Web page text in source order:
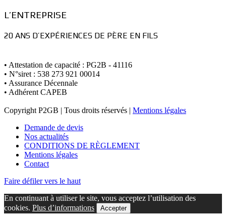
L’ENTREPRISE
20 ANS D’EXPÉRIENCES DE PÈRE EN FILS
• Attestation de capacité : PG2B - 41116
• N°siret : 538 273 921 00014
• Assurance Décennale
• Adhérent CAPEB
Copyright P2GB | Tous droits réservés | Mentions légales
Demande de devis
Nos actualités
CONDITIONS DE RÈGLEMENT
Mentions légales
Contact
Faire défiler vers le haut
En continuant à utiliser le site, vous acceptez l’utilisation des
cookies. Plus d’informations Accepter